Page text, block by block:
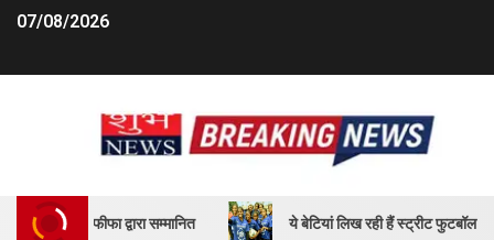
07/08/2026
फीफा द्वारा सम्मानित ये बेटियां लिख रही हैं स्ट्रीट फुटबॉल के जरिए